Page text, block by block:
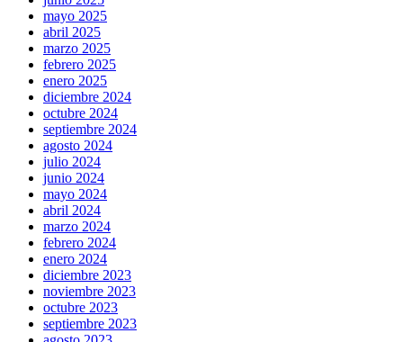
mayo 2025
abril 2025
marzo 2025
febrero 2025
enero 2025
diciembre 2024
octubre 2024
septiembre 2024
agosto 2024
julio 2024
junio 2024
mayo 2024
abril 2024
marzo 2024
febrero 2024
enero 2024
diciembre 2023
noviembre 2023
octubre 2023
septiembre 2023